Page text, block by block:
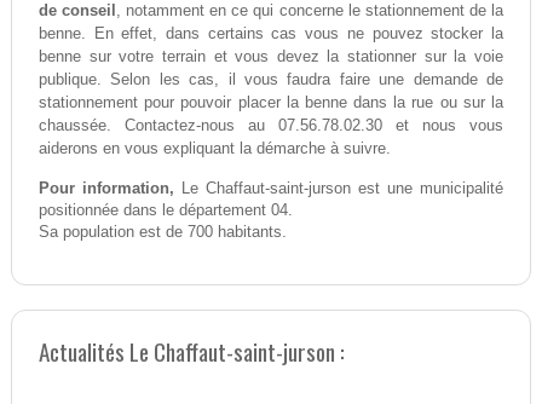
de conseil , notamment en ce qui concerne le stationnement de la
benne. En effet, dans certains cas vous ne pouvez stocker la
benne sur votre terrain et vous devez la stationner sur la voie
publique. Selon les cas, il vous faudra faire une demande de
stationnement pour pouvoir placer la benne dans la rue ou sur la
chaussée. Contactez-nous au 07.56.78.02.30 et nous vous
aiderons en vous expliquant la démarche à suivre.
Pour information, Le Chaffaut-saint-jurson est une municipalité
positionnée dans le département 04.
Sa population est de 700 habitants.
Actualités Le Chaffaut-saint-jurson :